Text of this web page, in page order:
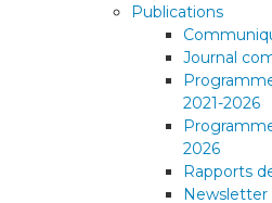
Publications
Journal
2021-2026
2026
Rapports
Newsletter